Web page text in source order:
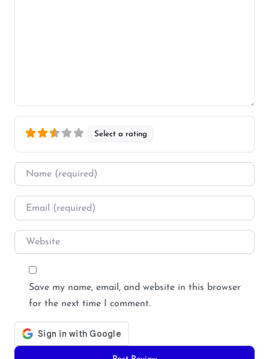
Select a rating
Name
Email
Website
Save my name, email, and website in this browser
for the next time I comment.